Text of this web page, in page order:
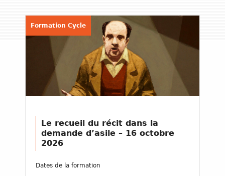
Formation Cycle
Le recueil du récit dans la
demande d’asile – 16 octobre
2026
Dates de la formation